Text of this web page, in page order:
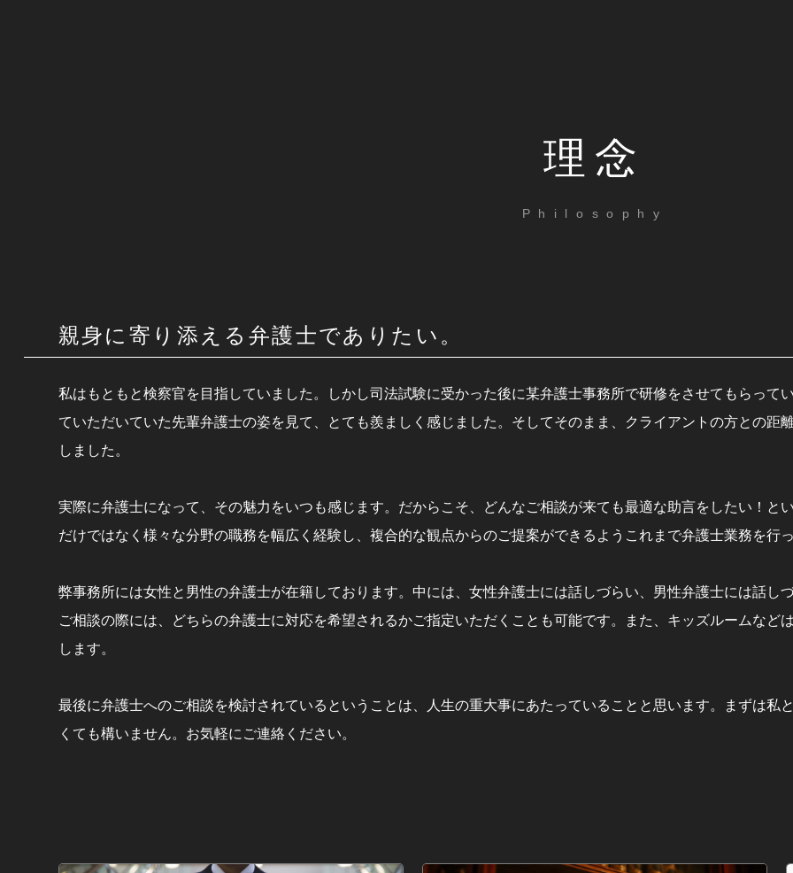
理念
Philosophy
親身に寄り添える弁護士でありたい。
私はもともと検察官を目指していました。しかし司法試験に受かった後に某弁護士事務所で研修をさせてもらって
ていただいていた先輩弁護士の姿を見て、とても羨ましく感じました。そしてそのまま、クライアントの方との距
しました。
実際に弁護士になって、その魅力をいつも感じます。だからこそ、どんなご相談が来ても最適な助言をしたい！と
だけではなく様々な分野の職務を幅広く経験し、複合的な観点からのご提案ができるようこれまで弁護士業務を行っ
弊事務所には女性と男性の弁護士が在籍しております。中には、女性弁護士には話しづらい、男性弁護士には話し
ご相談の際には、どちらの弁護士に対応を希望されるかご指定いただくことも可能です。また、キッズルームなど
します。
最後に弁護士へのご相談を検討されているということは、人生の重大事にあたっていることと思います。まずは私
くても構いません。お気軽にご連絡ください。